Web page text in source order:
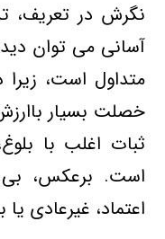
نگرش در تعریف،
آسانی می توان
متداول است،
خصلت بسیار
ثبات اغلب با
است. برعكس، بی
اعتماد، غیرعادی